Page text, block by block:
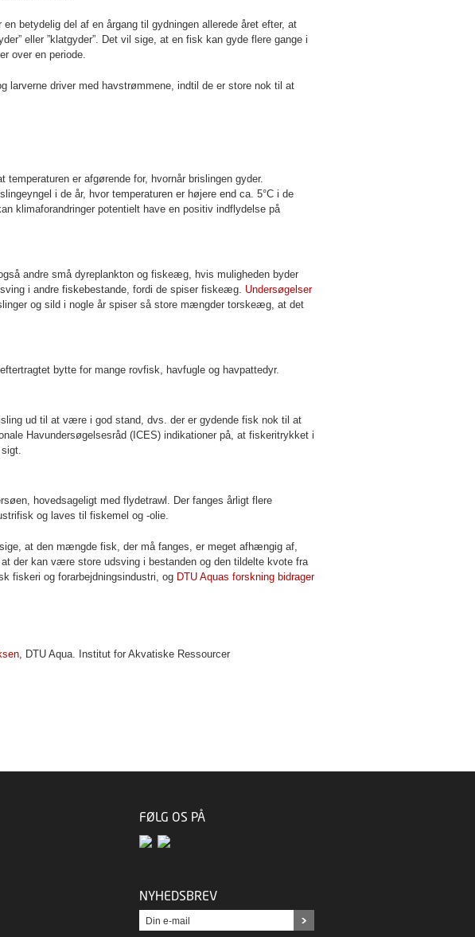
en betydelig del af en årgang til gydningen allerede året efter, at
eller ”klatgyder”. Det vil sige, at en fisk kan gyde flere gange i
over en periode.
larverne driver med havstrømmene, indtil de er store nok til at
er afgørende for, hvornår brislingen gyder.
i de år, hvor temperaturen er højere end ca. 5°C i de
klimaforandringer potentielt have en positiv indflydelse på
andre små dyreplankton og fiskeæg, hvis muligheden byder
i andre fiskebestande, fordi de spiser fiskeæg. Undersøgelser
og sild i nogle år spiser så store mængder torskeæg, at det
bytte for mange rovfisk, havfugle og havpattedyr.
ud til at være i god stand, dvs. der er gydende fisk nok til at
Havundersøgelsesråd (ICES) indikationer på, at fiskeritrykket i
hovedsageligt med flydetrawl. Der fanges årligt flere
og laves til fiskemel og -olie.
at den mængde fisk, der må fanges, er meget afhængig af,
der kan være store udsving i bestanden og den tildelte kvote fra
fiskeri og forarbejdningsindustri, og DTU Aquas forskning bidrager
, DTU Aqua. Institut for Akvatiske Ressourcer
FØLG OS PÅ
NYHEDSBREV